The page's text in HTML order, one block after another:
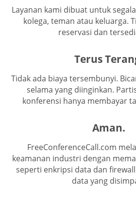
Layanan kami dibuat untuk
kolega, teman atau keluarga.
reservasi dan
Terus
Tidak ada biaya tersembunyi.
selama yang diinginkan.
konferensi hanya membayar
Aman.
FreeConferenceCall.com
keamanan industri dengan
seperti enkripsi data dan
data yang